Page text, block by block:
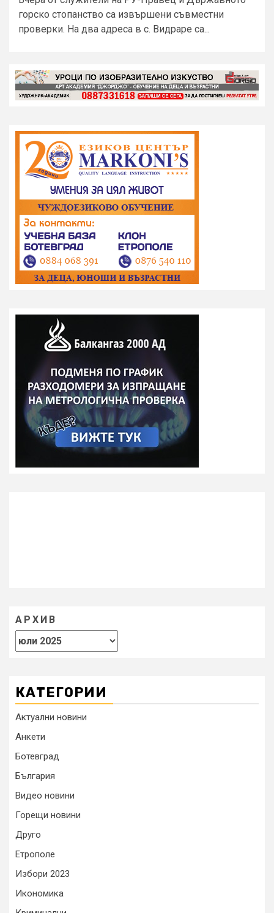
горско стопанство са извършени съвместни
проверки. На два адреса в с. Видраре са...
АРХИВ
КАТЕГОРИИ
Актуални новини
Анкети
Ботевград
България
Видео новини
Горещи новини
Друго
Етрополе
Избори 2023
Икономика